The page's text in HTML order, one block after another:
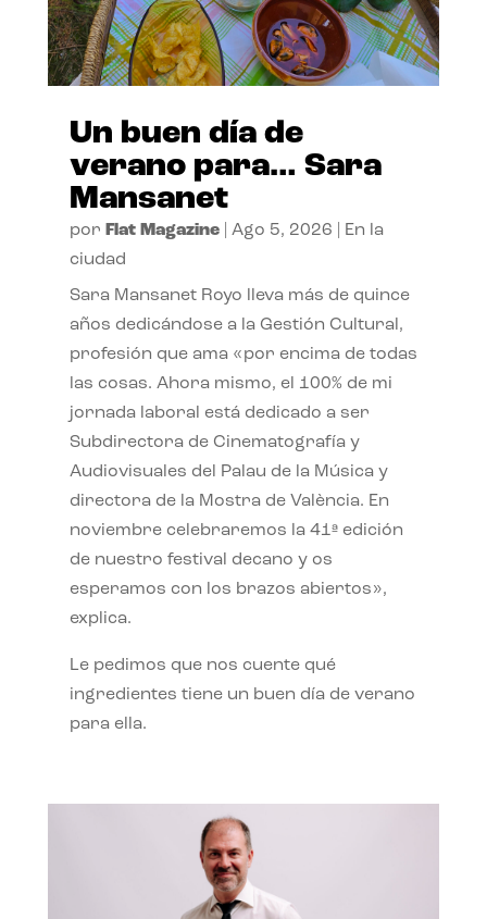
Un buen día de
verano para… Sara
Mansanet
por Flat Magazine| Ago 5, 2026
En la
ciudad
Sara Mansanet Royo lleva más de quince
años dedicándose a la Gestión Cultural,
profesión que ama «por encima de todas
las cosas. Ahora mismo, el 100% de mi
jornada laboral está dedicado a ser
Subdirectora de Cinematografía y
Audiovisuales del Palau de la Música y
directora de la Mostra de València. En
noviembre celebraremos la 41ª edición
de nuestro festival decano y os
esperamos con los brazos abiertos»,
explica.
Le pedimos que nos cuente qué
ingredientes tiene un buen día de verano
para ella.